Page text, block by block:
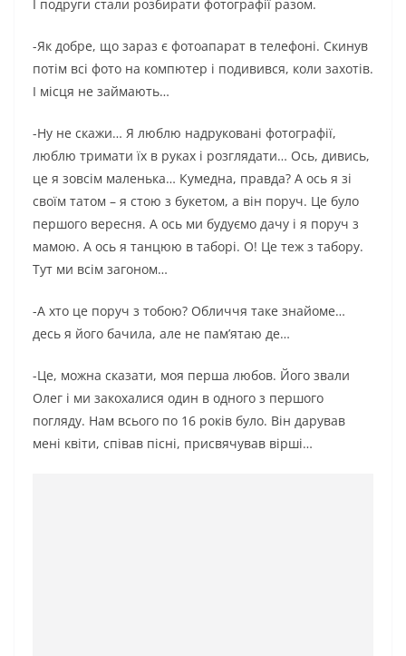
І подруги стали розбирати фотографії разом.
-Як добре, що зараз є фотоапарат в телефоні. Скинув
потім всі фото на компютер і подивився, коли захотів.
І місця не займають…
-Ну не скажи… Я люблю надруковані фотографії,
люблю тримати їх в руках і розглядати… Ось, дивись,
це я зовсім маленька… Кумедна, правда? А ось я зі
своїм татом – я стою з букетом, а він поруч. Це було
першого вересня. А ось ми будуємо дачу і я поруч з
мамою. А ось я танцюю в таборі. О! Це теж з табору.
Тут ми всім загоном…
-А хто це поруч з тобою? Обличчя таке знайоме…
десь я його бачила, але не пам’ятаю де…
-Це, можна сказати, моя перша любов. Його звали
Олег і ми закохалися один в одного з першого
погляду. Нам всього по 16 років було. Він дарував
мені квіти, співав пісні, присвячував вірші…